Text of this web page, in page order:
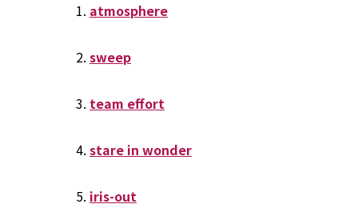
atmosphere
sweep
team effort
stare in wonder
iris-out